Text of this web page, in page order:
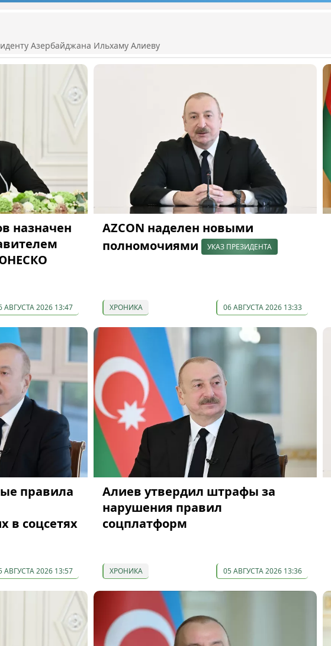
Азербайджана Ильхаму Алиеву
назначен
АВГУСТА 2026 13:47
AZCON наделен новыми
полномочиями
УКАЗ ПРЕЗИДЕНТА
ХРОНИКА 06 АВГУСТА 2026 13:33
правила
в соцсетях
АВГУСТА 2026 13:57
Алиев утвердил штрафы за
нарушения правил
соцплатформ
ХРОНИКА 05 АВГУСТА 2026 13:36